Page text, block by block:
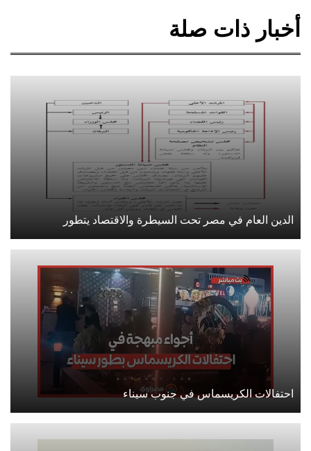
أخبار ذات صلة
الدين العام في مصر تحت السيطرة والاقتصاد يتطور
احتفالات الكريسماس في جنوب سيناء